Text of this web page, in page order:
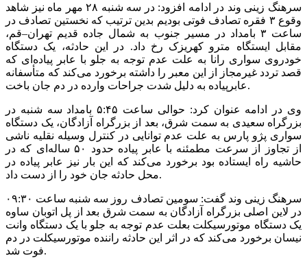
سرهنگ زینی وند در ادامه افزود: در سه شنبه ۲۸ مهر ماه نیز شاهد
وقوع ۳ فقره تصادف فوتی بودیم بدین ترتیب که نخستین تصادف در
ساعت ۳ بامداد در مسیر جنوب به شمال جاده قدیم تهران–قم،
مقابل ایستگاه مترو کهریزک رخ داد. در این حادثه، یک دستگاه
خودروی سواری رانا به علت عدم توجه به جلو با عابر پیاده‌ای که
قصد تردد غیرمجاز از این معبر را داشته برخورد می‌کند که متأسفانه
عابرپیاده به دلیل شدت جراحات وارده در دم جان باخت.
وی در ادامه عنوان کرد: حوالی ساعت ۵:۴۵ بامداد سه شنبه در
بزرگراه سعیدی به سمت شرق، بعد از بزرگراه آزادگان، یک دستگاه
سواری پژو پارس به علت عدم توانایی در کنترل وسیله نقلیه ناشی
از تجاوز از سرعت مطمئنه با عابر پیاده حدود ۵۰ ساله‌ای که در
حاشیه راه ایستاده بود برخورد می‌کند که این بار نیز عابر پیاده در
محل حادثه جان خود را از دست داد.
سرهنگ زینی وند گفت: سومین تصادف روز سه شنبه ساعت ۰۹:۳۰
در لاین اصلی بزرگراه آزادگان به سمت شرق بعد از پل اتوبان ساوه
یک دستگاه موتورسیکلت بعلت عدم توجه به جلو با یک دستگاه وانت
نیسان برخورد می‌کند که در اثر این حادثه راننده موتورسیکلت در دم
فوت شد.